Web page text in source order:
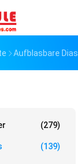
Aufblasbare Dias
(279)
(139)